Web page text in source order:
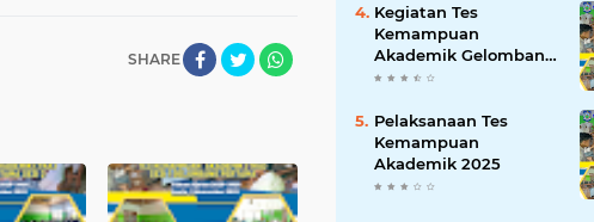
SHARE
Kegiatan Tes
Kemampuan
Akademik Gelombang
Pertama & Kedua Sesi
Pelaksanaan Tes
Kemampuan
Akademik 2025